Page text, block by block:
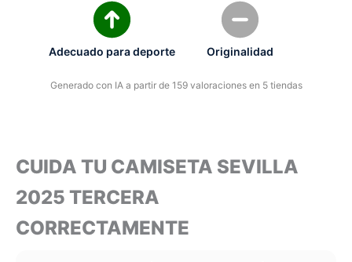
Adecuado para deporte Originalidad
Generado con IA a partir de 159 valoraciones en 5 tiendas
CUIDA TU CAMISETA SEVILLA
2025 TERCERA
CORRECTAMENTE